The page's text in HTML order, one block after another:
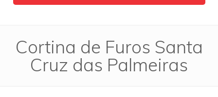
Cortina de Furos Santa
Cruz das Palmeiras